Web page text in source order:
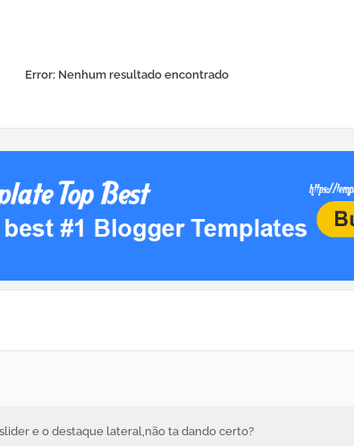
Error: Nenhum resultado encontrado
e o destaque lateral,não ta dando certo?